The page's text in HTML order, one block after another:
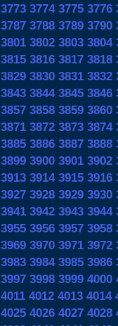
3773 3774 3775 3776
3787 3788 3789 3790
3801 3802 3803 3804
3815 3816 3817 3818
3829 3830 3831 3832
3843 3844 3845 3846
3857 3858 3859 3860
3871 3872 3873 3874
3885 3886 3887 3888
3899 3900 3901 3902
3913 3914 3915 3916
3927 3928 3929 3930
3941 3942 3943 3944
3955 3956 3957 3958
3969 3970 3971 3972
3983 3984 3985 3986
3997 3998 3999 4000
4011 4012 4013 4014
4025 4026 4027 4028